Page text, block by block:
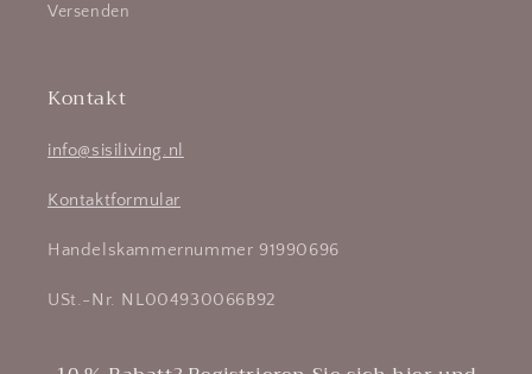
Versenden
Kontakt
info@sisiliving.nl
Kontaktformular
Handelskammernummer 91990696
USt.-Nr. NL004930066B92